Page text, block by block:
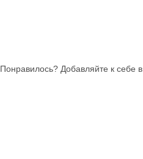
Понравилось? Добавляйте к себе в